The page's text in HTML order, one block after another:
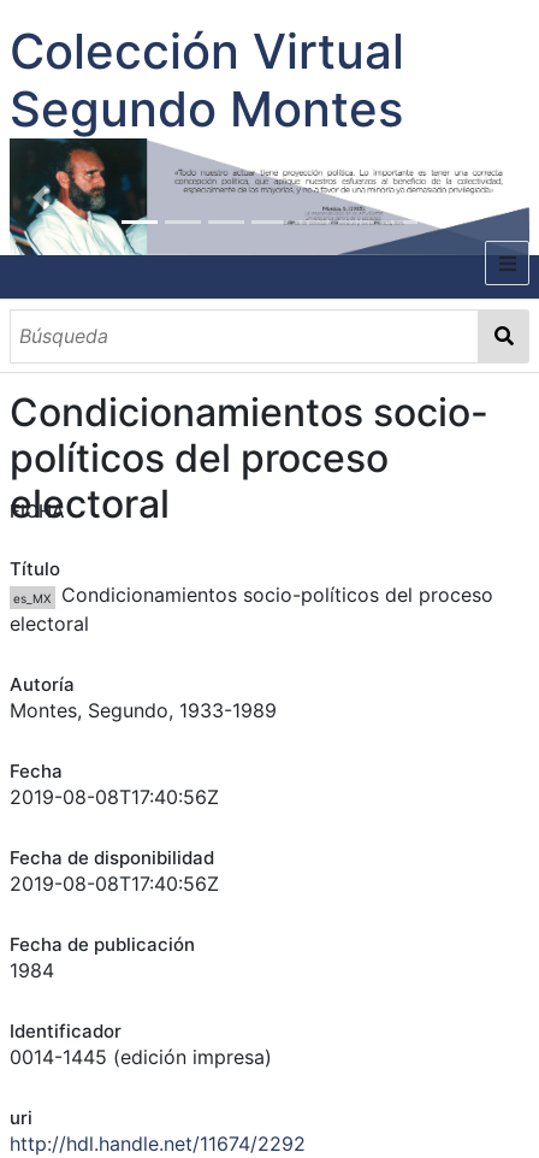
Colección Virtual
Segundo Montes
INICIO
SOBRE EL AUTOR
CONTENIDO
TODOS LOS DOCUMENTOS
CATEGORIAS
OBRAS SOBRE EL AUTOR P. SEGUNDO MONTES
MATERIAS
PALABRAS CLAVES
MULTIMEDIA
GALERÍA
Condicionamientos socio-
políticos del proceso
electoral
FICHA
Título
es_MX
Condicionamientos socio-políticos del proceso
electoral
Autoría
Montes, Segundo, 1933-1989
Fecha
2019-08-08T17:40:56Z
Fecha de disponibilidad
2019-08-08T17:40:56Z
Fecha de publicación
1984
Identificador
0014-1445 (edición impresa)
uri
http://hdl.handle.net/11674/2292